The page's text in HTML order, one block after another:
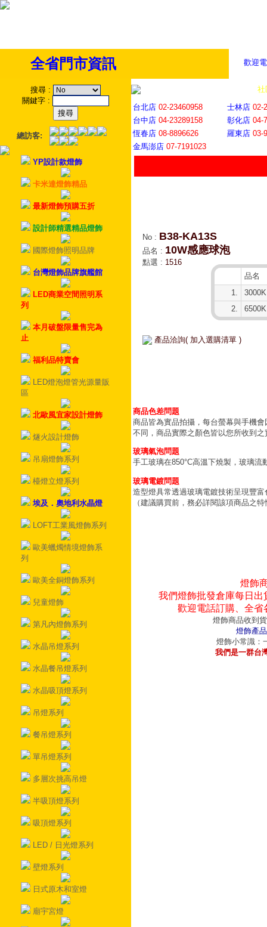
歡迎
全省門市資訊
搜尋 :
關鍵字 :
總訪客:
YP設計款燈飾
卡米達燈飾精品
最新燈飾預購五折
設計師精選精品燈飾
國際燈飾照明品牌
台灣燈飾品牌旗艦館
LED商業空間照明系
列
本月破盤限量售完為
止
福利品特賣會
LED燈泡燈管光源量販
區
北歐風宜家設計燈飾
燧火設計燈飾
吊扇燈飾系列
檯燈立燈系列
埃及．奧地利水晶燈
LOFT工業風燈飾系列
歐美蠟燭情境燈飾系
列
歐美全銅燈飾系列
兒童燈飾
第凡內燈飾系列
水晶吊燈系列
水晶餐吊燈系列
水晶吸頂燈系列
吊燈系列
餐吊燈系列
單吊燈系列
多層次挑高吊燈
半吸頂燈系列
吸頂燈系列
LED / 日光燈系列
壁燈系列
日式原木和室燈
廟宇宮燈
社
台北店 02-23460958 士林店 02-
台中店 04-23289158 彰化店 04-
恆春店 08-8896626 羅東店 03-
金馬澎店 07-7191023
No : B38-KA13S
品名 : 10W感應球泡
點選 : 1516
品名
1.
3000K
2.
6500K
產品洽詢( 加入選購清單 )
商品色差問題
商品皆為實品拍攝，每台螢幕與手機
不同，商品實際之顏色皆以您所收到之
玻璃氣泡問題
手工玻璃在850°C高溫下燒製，玻璃
玻璃電鍍問題
造型燈具常透過玻璃電鍍技術呈現豐
（建議購買前，務必詳閱該項商品之
燈飾
我們燈飾批發倉庫每日
歡迎電話訂購、全
燈飾商品收到
燈飾產
燈飾小常識：
我們是一群台